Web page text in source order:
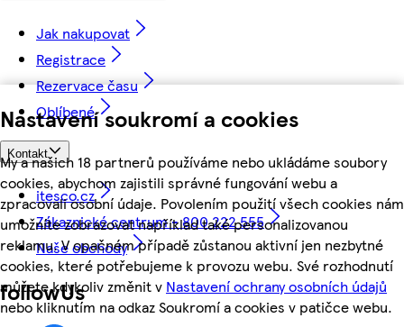
Nastavení soukromí a cookies
My a našich 18 partnerů používáme nebo ukládáme soubory
cookies, abychom zajistili správné fungování webu a
zpracovali osobní údaje. Povolením použití všech cookies nám
umožníte zobrazovat například také personalizovanou
reklamu. V opačném případě zůstanou aktivní jen nezbytné
cookies, které potřebujeme k provozu webu. Své rozhodnutí
můžete kdykoliv změnit v Nastavení ochrany osobních údajů
nebo kliknutím na odkaz Soukromí a cookies v patičce webu.
Jak nakupovat
Registrace
Rezervace času
Oblíbené
Kontakt
itesco.cz
Zákaznické centrum - 800 222 555
Naše obchody
followUs